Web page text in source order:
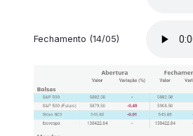
Fechamento (14/05)